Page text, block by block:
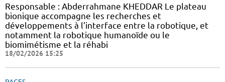
Responsable : Abderrahmane KHEDDAR Le plateau
bionique accompagne les recherches et
développements à l’interface entre la robotique, et
notamment la robotique humanoïde ou le
biomimétisme et la réhabi
18/02/2026 15:25